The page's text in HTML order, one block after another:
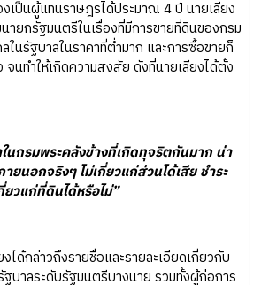
งเป็นผู้แทนราษฎรได้ประมาณ 4 ปี นายเลียง
ายกรัฐมนตรีในเรื่องที่มีการขายที่ดินของกรม
ในรัฐบาลในราคาที่ต่ำมาก และการซื้อขายก็
จนทำให้เกิดความสงสัย ดังที่นายเลียงได้ตั้ง
ในกรมพระคลังข้างที่เกิดทุจริตกันมาก น่า
ยนอกจริงๆ ไม่เกี่ยวแก่ส่วนได้เสีย ชำระ
ยวแก่ที่ดินได้หรือไม่”
ได้กล่าวถึงรายชื่อและรายละเอียดเกี่ยวกับ
บาลระดับรัฐมนตรีบางนาย รวมทั้งผู้ก่อการ